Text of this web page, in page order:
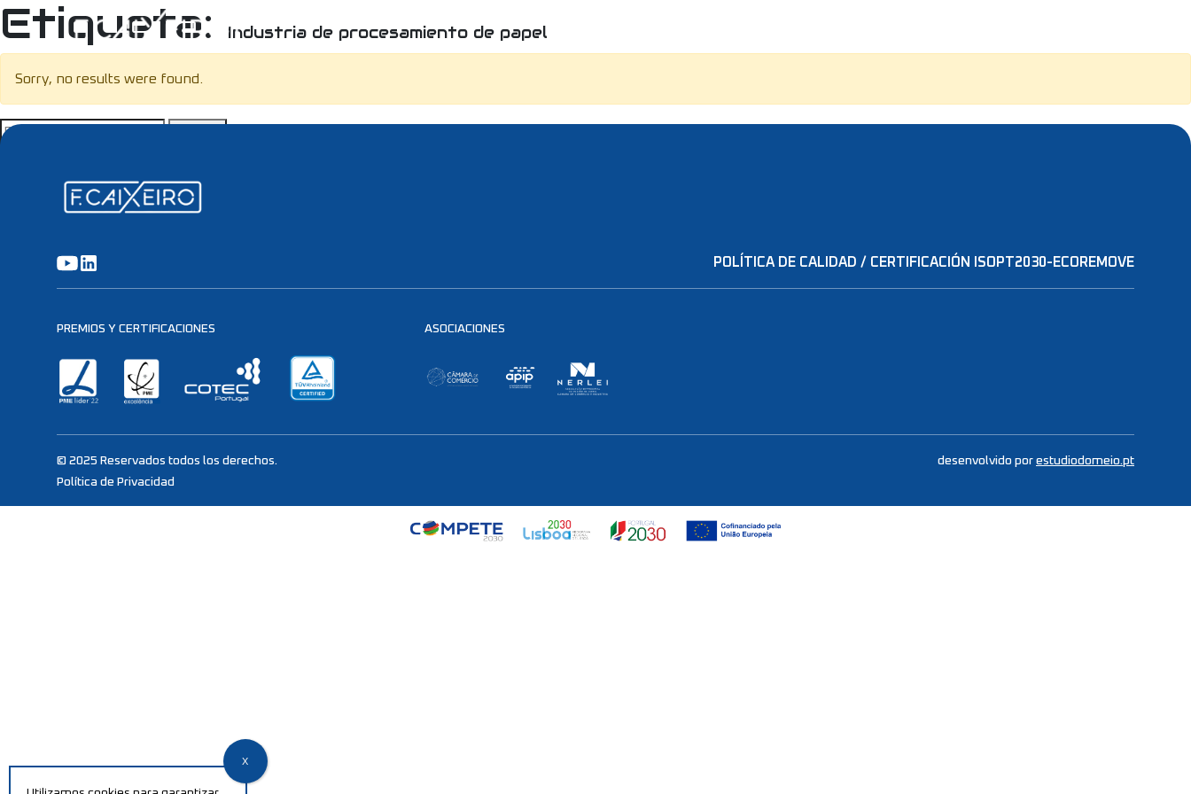
Etiqueta: Industria de procesamiento de papel
Sorry, no results were found.
Buscar:
POLÍTICA DE CALIDAD / CERTIFICACIÓN ISOPT2030-ECOREMOVE
PREMIOS Y CERTIFICACIONES ASOCIACIONES
© 2025 Reservados todos los derechos.
Política de Privacidad
desenvolvido por estudiodomeio.pt